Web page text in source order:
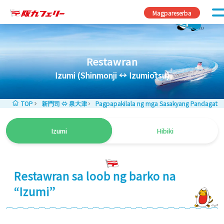
Magpareserba
Restawran
Izumi (Shinmonji ↔ Izumiōtsu)
TOP 新門司 ⇔ 泉大津 Pagpapakilala ng mga Sasakyang Pandagat:
Izumi Hibiki
Restawran sa loob ng barko na
“Izumi”